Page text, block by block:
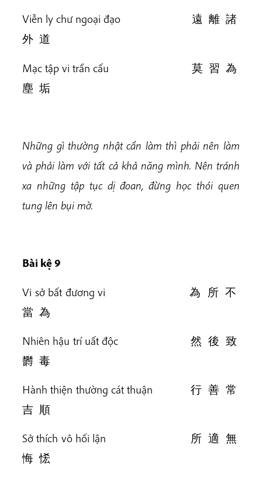
Viễn ly chư ngoại đạo 遠 離 諸
外 道
Mạc tập vi trần cấu 莫 習 為
塵 垢
Những gì thường nhật cần làm thì phải nên làm
và phải làm với tất cả khả năng mình. Nên tránh
xa những tập tục dị đoan, đừng học thói quen
tung lên bụi mờ.
Bài kệ 9
Vi sở bất đương vi 為 所 不
當 為
Nhiên hậu trí uất độc 然 後 致
欝 毒
Hành thiện thường cát thuận 行 善 常
吉 順
Sở thích vô hối lận 所 適 無
悔 恡